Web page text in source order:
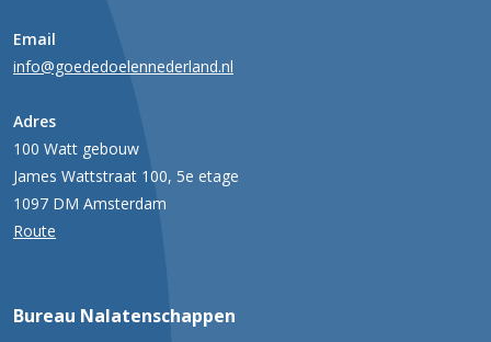
Email
info@goededoelennederland.nl
Adres
100 Watt gebouw
James Wattstraat 100, 5e etage
1097 DM Amsterdam
Route
Bureau Nalatenschappen